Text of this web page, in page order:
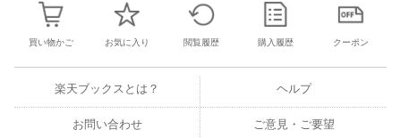
買い物かご お気に入り 閲覧履歴 購入履歴 クーポン
楽天ブックスとは？ ヘルプ
お問い合わせ ご意見・ご要望